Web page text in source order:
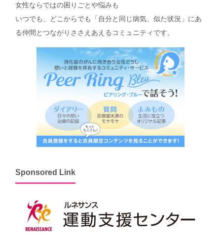
女性ならではの困りごとや悩みも
いつでも、どこからでも「自分と同じ病気、似た状況」にあ
る仲間とつながりささえあえるコミュニティです。
Sponsored Link